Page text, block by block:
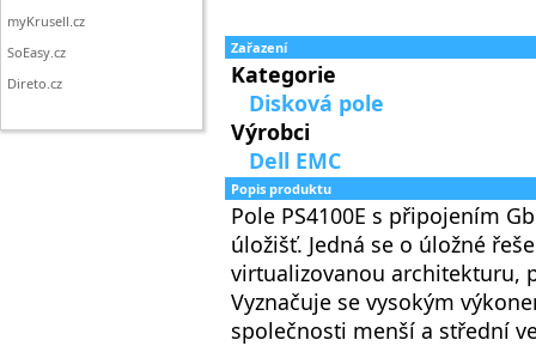
myKrusell.cz
SoEasy.cz
Direto.cz
Zařazení
Kategorie
Disková pole
Výrobci
Dell EMC
Popis produktu
Pole PS4100E s připojením
úložišť. Jedná se o úložné
virtualizovanou architekturu,
Vyznačuje se vysokým
společnosti menší a střední